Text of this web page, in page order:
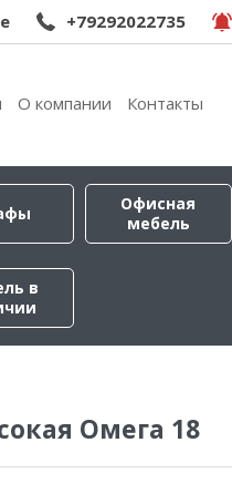
+79292022735
О компании Контакты
Офисная
мебель
в
Омега 18